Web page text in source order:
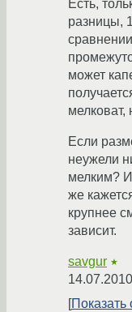
Есть,
разницы,
может
мелковат,
Если
неужели
мелким?
же
крупнее
зависит.
savgur ★
Показать